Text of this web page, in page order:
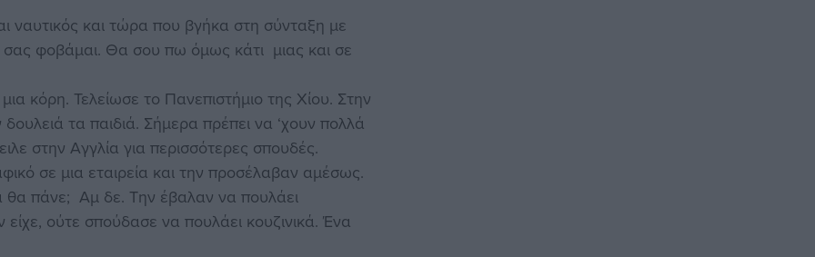
ναυτικός και τώρα που βγήκα στη σύνταξη με
φοβάμαι. Θα σου πω όμως κάτι μιας και σε
κόρη. Τελείωσε το Πανεπιστήμιο της Χίου. Στην
τα παιδιά. Σήμερα πρέπει να ‘χουν πολλά
στην Αγγλία για περισσότερες σπουδές.
σε μια εταιρεία και την προσέλαβαν αμέσως.
θα πάνε; Αμ δε. Την έβαλαν να πουλάει
ούτε σπούδασε να πουλάει κουζινικά. Ένα